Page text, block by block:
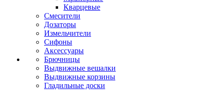
Кварцевые
Смесители
Дозаторы
Измельчители
Сифоны
Аксессуары
Брючницы
Выдвижные вешалки
Выдвижные корзины
Гладильные доски